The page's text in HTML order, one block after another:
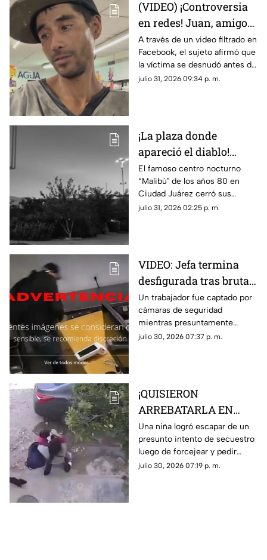
(VIDEO) ¡Controversia
en redes! Juan, amigo
de José Bélico, habría
movido un cadáver que
cayó en su dique
A través de un video filtrado en
Facebook, el sujeto afirmó que
la víctima se desnudó antes de
caer y justificó haber movido
julio 31, 2026 09:34 p. m.
¡La plaza donde
apareció el diablo!
Aseguran que hombre
con patas de cabra se
apareció en lo que hoy
es conocida tienda en
El famoso centro nocturno
“Malibú" de los años 80 en
Ciudad Juárez cerró sus
puertas tras una terrorífica
julio 31, 2026 02:25 p. m.
VIDEO: Jefa termina
desfigurada tras brutal
ataque de su empleado
por no pagarle
liquiación
Un trabajador fue captado por
cámaras de seguridad
mientras presuntamente
golpeaba a su jefa en repetidas
julio 30, 2026 07:37 p. m.
¡QUISIERON
ARREBATARLA EN
SEGUNDOS! Niña
escapa de presunto
intento de secuestro;
este es el VIDEO
Una niña logró escapar de un
presunto intento de secuestro
luego de forcejear y pedir
ayuda a gritos cuando una
julio 30, 2026 07:19 p. m.